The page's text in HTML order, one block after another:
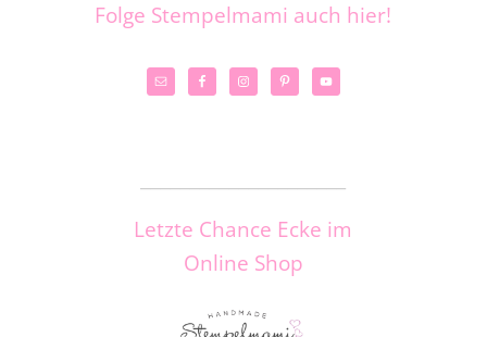
Folge Stempelmami auch hier!
Letzte Chance Ecke im
Online Shop